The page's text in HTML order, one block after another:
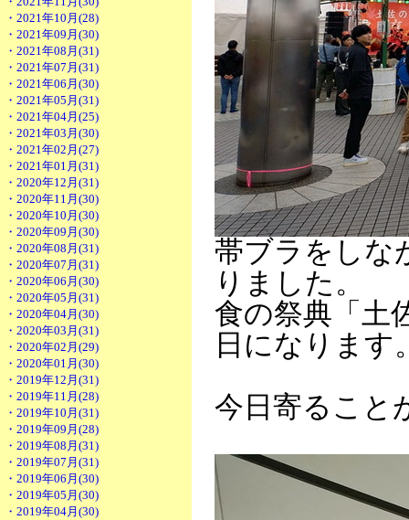
・2021年10月(28)
・2021年09月(30)
・2021年08月(31)
・2021年07月(31)
・2021年06月(30)
・2021年05月(31)
・2021年04月(25)
・2021年03月(30)
・2021年02月(27)
・2021年01月(31)
・2020年12月(31)
・2020年11月(30)
・2020年10月(30)
・2020年09月(30)
・2020年08月(31)
・2020年07月(31)
・2020年06月(30)
・2020年05月(31)
・2020年04月(30)
・2020年03月(31)
・2020年02月(29)
・2020年01月(30)
・2019年12月(31)
・2019年11月(28)
・2019年10月(31)
・2019年09月(28)
・2019年08月(31)
・2019年07月(31)
・2019年06月(30)
・2019年05月(30)
・2019年04月(30)
帯ブラをしな
りました。
食の祭典「土
日になります
今日寄ること